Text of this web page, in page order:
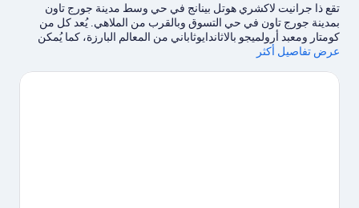
تقع ذا جرانيت لاكشري هوتل بينانج في حي وسط مدينة جورج تاون
بمدينة جورج تاون في حي التسوق وبالقرب من الملاهي. يُعد كل من
كومتار ومعبد أرولميجو بالاثاندايوثاباني من المعالم البارزة، كما يُمكن
الاستمتاع بمشاهدة الجمال الطبيعي للمنطقة في بينانغ هيل وشاطئ
إلى جورج تاون
عرض تفاصيل أكثر